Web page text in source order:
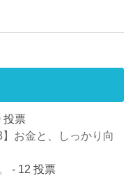
投票
お金と、しっかり向
- 12 投票